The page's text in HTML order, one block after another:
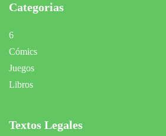
Categorias
6
Cómics
Juegos
Libros
Textos Legales